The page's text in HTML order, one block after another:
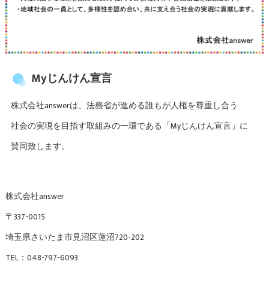
Myじんけん宣言
株式会社answerは、法務省が進める誰もが人権を尊重し合う
社会の実現を目指す取組みの一環である「Myじんけん宣言」に
賛同致します。
株式会社answer
〒337-0015
埼玉県さいたま市見沼区蓮沼720-202
TEL：048-797-6093